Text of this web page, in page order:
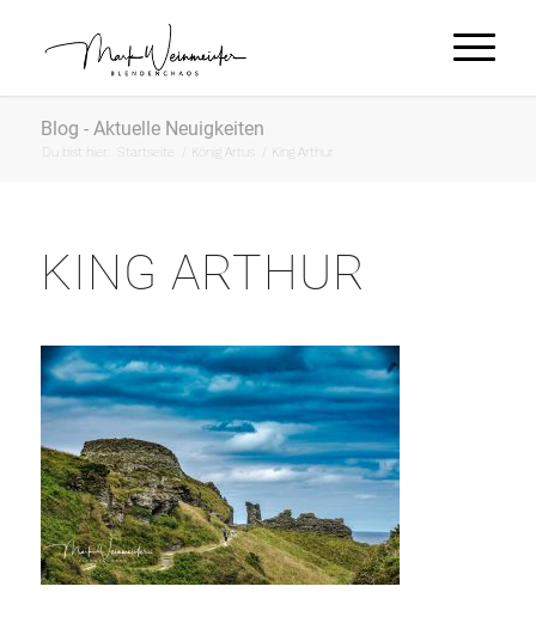
Blog - Aktuelle Neuigkeiten
Du bist hier: Startseite König Artus King Arthur
KING ARTHUR